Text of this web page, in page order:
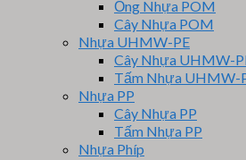
Ống Nhựa POM
Cây Nhựa POM
Nhựa UHMW-PE
Cây Nhựa UHMW-
Tấm Nhựa UHMW-
Nhựa PP
Cây Nhựa PP
Tấm Nhựa PP
Nhựa Phíp